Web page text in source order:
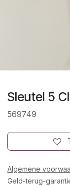
Sleutel 5
569749
Algemene
Geld-terug-